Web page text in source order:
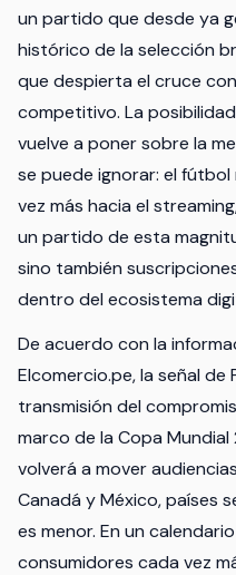
un partido que desde ya
histórico de la selección
que despierta el cruce
competitivo. La
vuelve a poner sobre la
se puede ignorar: el
vez más hacia el
un partido de esta
sino también
dentro del ecosistema
De acuerdo con la
Elcomercio.pe, la señal
transmisión del
marco de la Copa
volverá a mover
Canadá y México, países
es menor. En un
consumidores cada vez